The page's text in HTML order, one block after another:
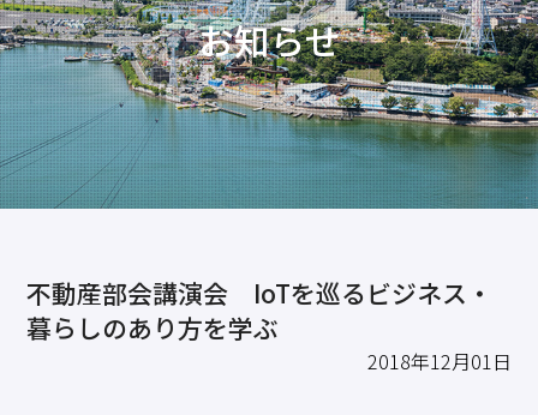
人脈・ネットワークを広げたい
経営について相談したい（経営安定、専門家相談な
ど）
創業、事業承継について相談したい
資金を調達したい
補助金を活用したい
情報収集したい、自社PRをしたい
求職・採用・人材育成をしたい、セミナーで学びたい
セミナー・イベント情報
浜松商工会議所について
お問合せ
お知らせ
不動産部会講演会 IoTを巡るビジネス・
暮らしのあり方を学ぶ
2018年12月01日